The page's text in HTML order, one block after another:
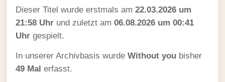
Dieser Titel wurde erstmals am 22.03.2026 um
21:58 Uhr und zuletzt am 06.08.2026 um 00:41
Uhr gespielt.
In unserer Archivbasis wurde Without you bisher
49 Mal erfasst.